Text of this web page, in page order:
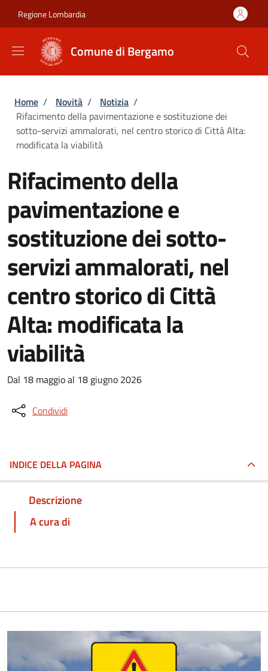
Regione Lombardia
Comune di Bergamo
Briciole di pane
Home / Novità / Notizia /
Rifacimento della pavimentazione e sostituzione dei
sotto-servizi ammalorati, nel centro storico di Città Alta:
modificata la viabilità
Rifacimento della
pavimentazione e
sostituzione dei sotto-
servizi ammalorati, nel
centro storico di Città
Alta: modificata la
viabilità
Dal 18 maggio al 18 giugno 2026
Condividi
INDICE DELLA PAGINA
Descrizione
A cura di